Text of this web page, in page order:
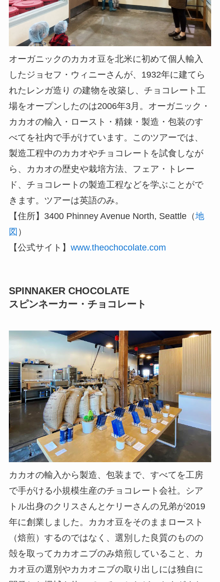
オーガニックのカカオ豆を北米に初めて個人輸入
したジョセフ・ウィニーさんが、1932年に建てら
れたレンガ造り の建物を改築し、チョコレート工
場をオープンしたのは2006年3月。オーガニック・
カカオの輸入・ロースト・精錬・製造・包装のす
べてを社内で手がけています。このツアーでは、
製造工程中のカカオやチョコレートを試食しなが
ら、カカオの歴史や栽培方法、フェア・トレー
ド、チョコレートの製造工程などを学ぶことがで
きます。ツアーは英語のみ。
【住所】3400 Phinney Avenue North, Seattle（地
図 ）
【公式サイト】 www.theochocolate.com
SPINNAKER CHOCOLATE
スピンネーカー・チョコレート
カカオの輸入から製造、包装まで、すべてを工房
で手がける小規模生産のチョコレート会社。シア
トル出身のクリスさんとケリーさんの兄弟が2019
年に創業しました。カカオ豆をそのままロースト
（焙煎）するのではなく、選別した良質のものの
殻を取ってカカオニブのみ焙煎していること、カ
カオ豆の選別やカカオニブの取り出しには独自に